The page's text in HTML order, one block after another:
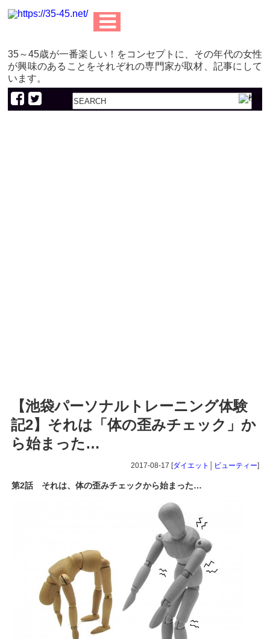
35～45歳が一番楽しい！をコンセプトに、その年代の女性
が興味のあることをそれぞれの専門家が取材、記事にして
います。
【池袋パーソナルトレーニング体験
記2】それは「体の歪みチェック」か
ら始まった…
2017-08-17 [ダイエット ビューティー]
第2話 それは、体の歪みチェックから始まった…